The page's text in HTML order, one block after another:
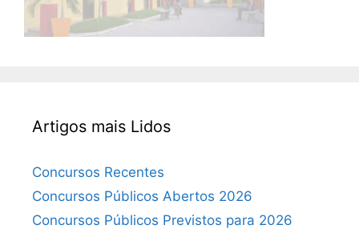
Artigos mais Lidos
Concursos Recentes
Concursos Públicos Abertos 2026
Concursos Públicos Previstos para 2026